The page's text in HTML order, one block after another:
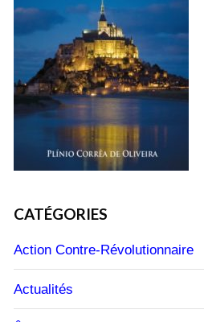
CATÉGORIES
Action Contre-Révolutionnaire
Actualités